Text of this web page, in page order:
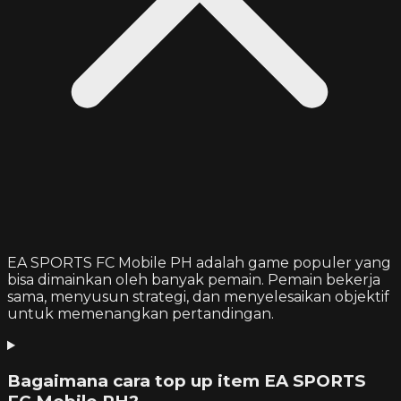
EA SPORTS FC Mobile PH adalah game populer yang
bisa dimainkan oleh banyak pemain. Pemain bekerja
sama, menyusun strategi, dan menyelesaikan objektif
untuk memenangkan pertandingan.
Bagaimana cara top up item EA SPORTS